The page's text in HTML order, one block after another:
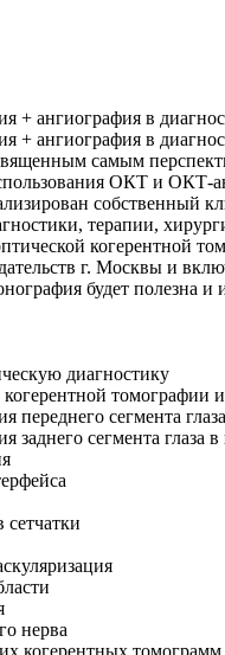
+ ангиография в
+ ангиография в
самым
ОКТ и ОКТ-
собственный
терапии,
когерентной
г. Москвы и
будет полезна и
диагностику
томографии
переднего сегмента глаза
заднего сегмента глаза
нерва
когерентных